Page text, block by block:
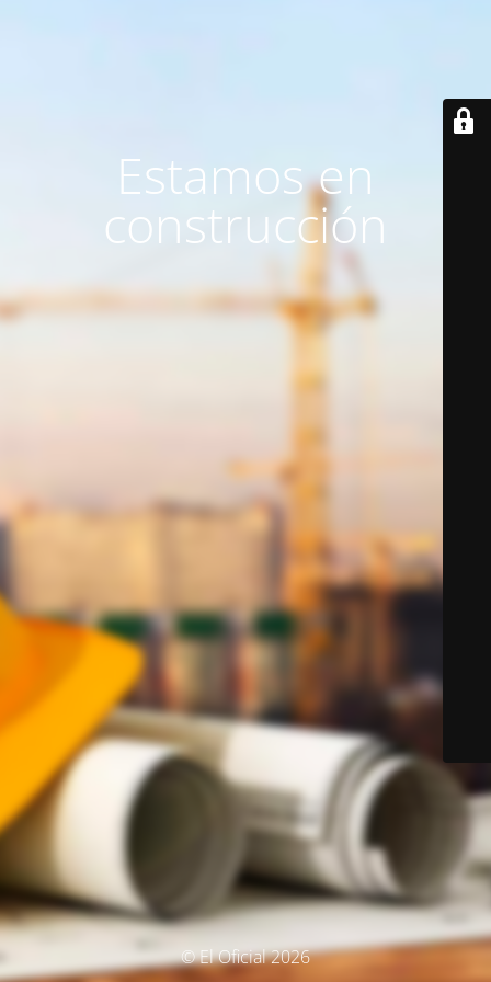
Estamos en
construcción
© El Oficial 2026